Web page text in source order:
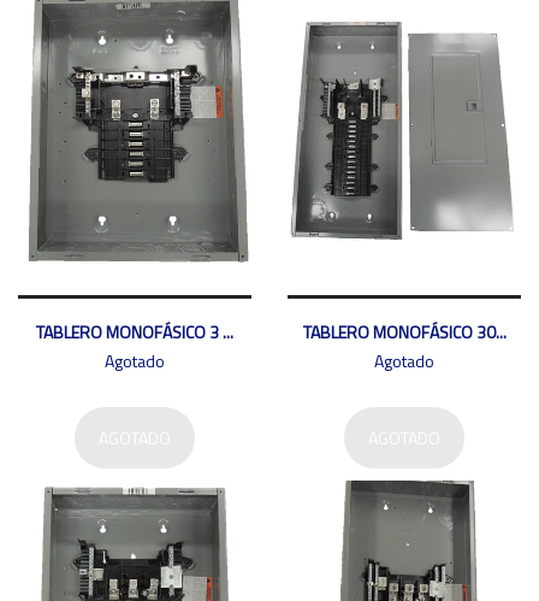
TABLERO MONOFÁSICO 3 ...
Agotado
TABLERO MONOFÁSICO 30...
Agotado